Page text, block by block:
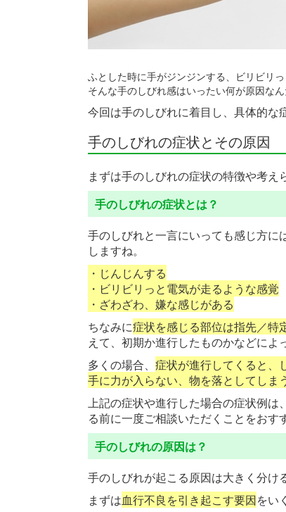
ふとした時に手がジンジンする、ビリビリ
そんな手のしびれ感はいったい何が原因な
今回は手のしびれに着目し、具体的な
手のしびれの症状とその原因
まずは手のしびれの症状の特徴や考え
手のしびれの症状とは？
手のしびれと一言にいっても感じ方
しますね。
・じんじんする
・ビリビリっと電気が走るような感覚
・ざわざわ、嫌な感じがある
ちなみに症状を感じる部位は指先／特
えて、初期か進行したものかなどによ
多くの場合、 症状が進行してくると、
手に力が入らない、物を落としてしま
上記の症状や進行した場合の症状例
る前に一度ご相談いただくことをおす
手のしびれの原因は？
手のしびれが起こる原因は大きく分け
まずは血行不良を引き起こす要因をい